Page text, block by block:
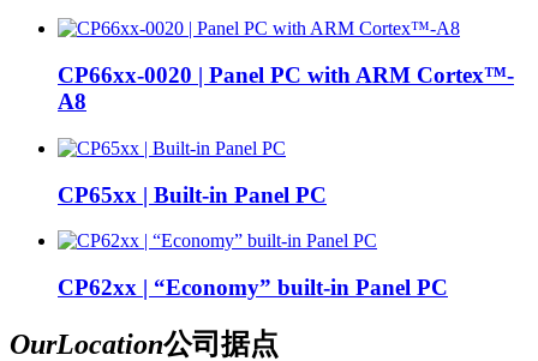
CP66xx-0020 | Panel PC with ARM Cortex™-
A8
CP65xx | Built-in Panel PC
CP62xx | “Economy” built-in Panel PC
OurLocation公司据点